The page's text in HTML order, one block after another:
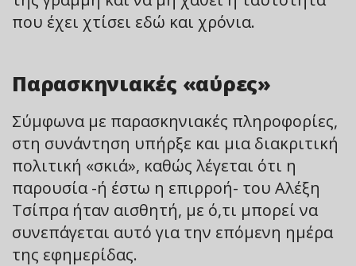
που έχει χτίσει εδώ και χρόνια.
Παρασκηνιακές «αύρες»
Σύμφωνα με παρασκηνιακές πληροφορίες,
στη συνάντηση υπήρξε και μια διακριτική
πολιτική «σκιά», καθώς λέγεται ότι η
παρουσία -ή έστω η επιρροή- του Αλέξη
Τσίπρα ήταν αισθητή, με ό,τι μπορεί να
συνεπάγεται αυτό για την επόμενη ημέρα
της εφημερίδας.